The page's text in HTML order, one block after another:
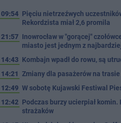
09:54 Pięciu nietrzeźwych
Rekordzista miał 2,6 promila
21:57 Inowrocław w "gorącej"
miasto jest jednym z
14:43 Kombajn wpadł do rowu, są
14:21 Zmiany dla pasażerów na
12:49 W sobotę Kujawski Festiwal
12:42 Podczas burzy ucierpiał
strażaków